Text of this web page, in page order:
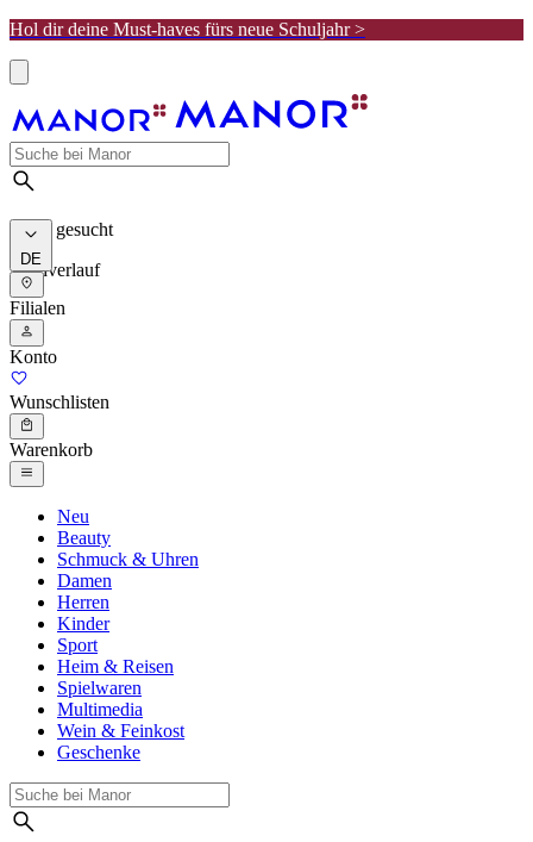
Hol dir deine Must-haves fürs neue Schuljahr >
Meist gesucht
Suchverlauf
DE
Filialen
Konto
Wunschlisten
Warenkorb
Neu
Beauty
Schmuck & Uhren
Damen
Herren
Kinder
Sport
Heim & Reisen
Spielwaren
Multimedia
Wein & Feinkost
Geschenke